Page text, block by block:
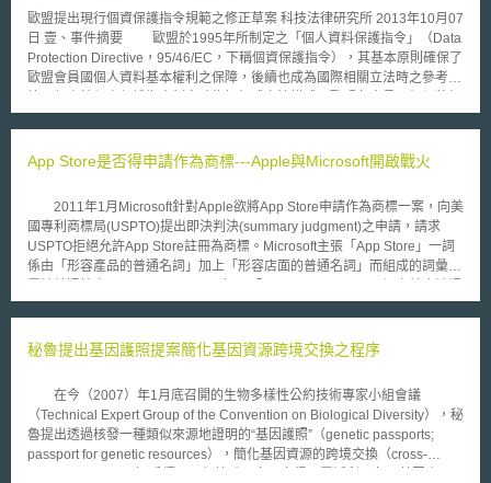
歐盟提出現行個資保護指令規範之修正草案 科技法律研究所 2013年10月07
日 壹、事件摘要 歐盟於1995年所制定之「個人資料保護指令」（Data
Protection Directive，95/46/EC，下稱個資保護指令），其基本原則確保了
歐盟會員國個人資料基本權利之保障，後續也成為國際相關立法時之參考依
關規定內國法化，導致各會員國間對於個人資料保護標準產生差距。 貳、
於個人資料處理與自由流通保護之指令，主要在於提供歐盟境內關於個人資
定之時科技尚屬發展階段。為解決科技發展與各國形成之保護差距，歐盟執
委會(European Commission)在2012年1 月25 日，向歐洲理事會
（European Commission）及歐洲議會（European Parliament）正式提出
「一般個人資料保護規則」（General Data Protection Regulation）草案共
91 條。預計於2015年施行，並取代現行個資保護指令，全面並一致性適用
行個資保護指令，主要有資料當事人權利行使新增與強化、當事人同意要件
重、損害賠償與相關罰則之規定等，並將各項規定更加明確化，以解決長期
一般個人資料規則草案提出後，歐盟與英國分別針對新規則草案進行評估。
歐盟執委會認為，新規則可協助歐盟境內解決長期以來因個資法保護水準不
一所形成之衝突，進而為當地企業帶來約23億歐元之效益；但英國當地卻持
反面見解，認為新法將使企業提高所需擔負之行政成本，且高規格之法遵要
求也使資料管理人陷入難以遵守之情況，進而影響歐盟之競爭力。國際上激
App Store是否得申請作為商標---Apple與Microsoft開啟戰火
2011年1月Microsoft針對Apple欲將App Store申請作為商標一案，向美
國專利商標局(USPTO)提出即決判決(summary judgment)之申請，請求
USPTO拒絕允許App Store註冊為商標。Microsoft主張「App Store」一詞
係由「形容產品的普通名詞」加上「形容店面的普通名詞」而組成的詞彙，
定為屬於普通性詞彙，不得註冊為商標。此外，Microsoft還主張App Store
詞彙加以廣泛使用，例如黑苺公司使用App World、三星公司使用Samsung
App Store不應被註冊為商標，否則將造成他人無法正常使用此普通性詞
彙。 另一方面，Apple於2011年3月向美國專利商標局提出說明，反駁
Microsoft的指控，Apple並舉The Paper Store、The Container Store等商
標法先例，說明這些名詞最後皆被認定為具有爭議性之「描述性詞彙
(descriptive terms) 」，而得以註冊登記為商標。Apple進一步認為
秘魯提出基因護照提案簡化基因資源跨境交換之程序
在今（2007）年1月底召開的生物多樣性公約技術專家小組會議
（Technical Expert Group of the Convention on Biological Diversity），秘
魯提出透過核發一種類似來源地證明的“基因護照”（genetic passports;
passport for genetic resources），簡化基因資源的跨境交換（cross-